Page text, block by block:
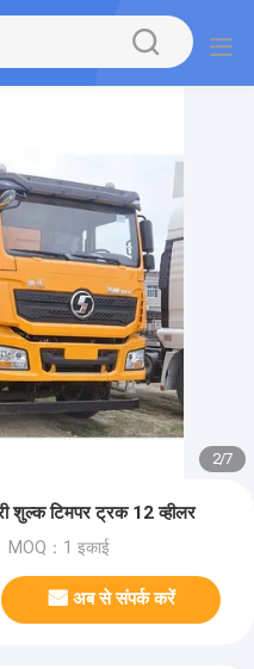
2/7
शुल्क टिमपर ट्रक 12 व्हीलर
MOQ：1 इकाई
अब से संपर्क करें